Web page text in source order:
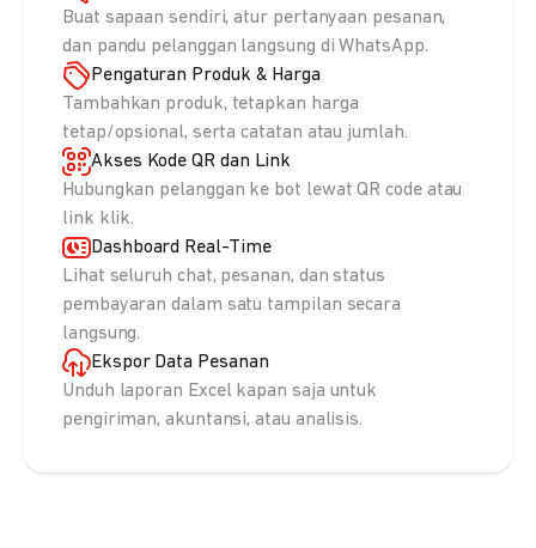
Buat sapaan sendiri, atur pertanyaan pesanan,
dan pandu pelanggan langsung di WhatsApp.
Pengaturan Produk & Harga
Tambahkan produk, tetapkan harga
tetap/opsional, serta catatan atau jumlah.
Akses Kode QR dan Link
Hubungkan pelanggan ke bot lewat QR code atau
link klik.
Dashboard Real-Time
Lihat seluruh chat, pesanan, dan status
pembayaran dalam satu tampilan secara
langsung.
Ekspor Data Pesanan
Unduh laporan Excel kapan saja untuk
pengiriman, akuntansi, atau analisis.